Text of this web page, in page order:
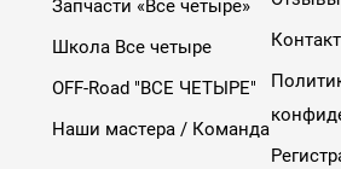
Запчасти «Все четыре»
Школа Все четыре
OFF-Road "ВСЕ ЧЕТЫРЕ"
Наши мастера / Команда